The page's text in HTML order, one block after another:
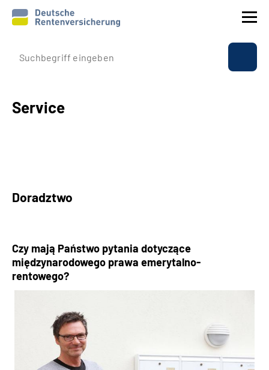
Profil instytucji
Ubezpieczenie
Service
Language
Leichte Sprache
Service
Doradztwo
Czy mają Państwo pytania dotyczące
międzynarodowego prawa emerytalno-
rentowego?